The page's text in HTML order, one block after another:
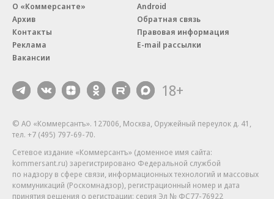
О «Коммерсанте»
Архив
Контакты
Реклама
Вакансии
Android
Обратная связь
Правовая информация
E-mail рассылки
18+
© АО «Коммерсантъ». 127006, Москва, Оружейный переулок д. 41,
тел. +7 (495) 797-69-70.
Сетевое издание «Коммерсантъ» (доменное имя сайта:
kommersant.ru) зарегистрировано Федеральной службой
по надзору в сфере связи, информационных технологий и массовых
коммуникаций (Роскомнадзор), регистрационный номер и дата
принятия решения о регистрации: серия Эл № ФС77-76922